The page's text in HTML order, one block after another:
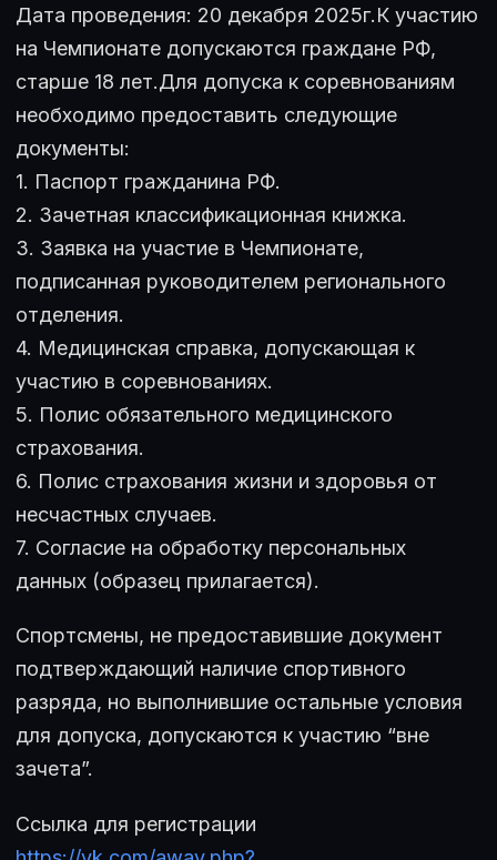
Дата проведения: 20 декабря 2025г.К участию
на Чемпионате допускаются граждане РФ,
старше 18 лет.Для допуска к соревнованиям
необходимо предоставить следующие
документы:
1. Паспорт гражданина РФ.
2. Зачетная классификационная книжка.
3. Заявка на участие в Чемпионате,
подписанная руководителем регионального
отделения.
4. Медицинская справка, допускающая к
участию в соревнованиях.
5. Полис обязательного медицинского
страхования.
6. Полис страхования жизни и здоровья от
несчастных случаев.
7. Согласие на обработку персональных
данных (образец прилагается).
Спортсмены, не предоставившие документ
подтверждающий наличие спортивного
разряда, но выполнившие остальные условия
для допуска, допускаются к участию “вне
зачета”.
Ссылка для регистрации